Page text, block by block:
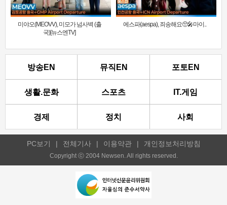
미야오(MEOVV), 미모가 넘사벽 (출
국)[뉴스엔TV]
에스파(aespa), 죄송해요🥺🎤마이..
방송EN 뮤직EN 포토EN
생활.문화 스포츠 IT.게임
경제 정치 사회
PC보기 | 전체기사 | 이용약관 | 개인정보처리방침
Copyright ⓒ 2004 Newsen. All rights reserved.